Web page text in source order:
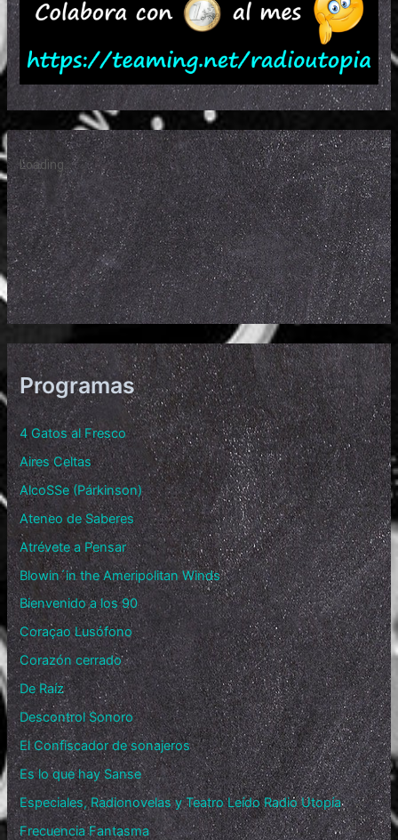
Programas
4 Gatos al Fresco
Aires Celtas
AlcoSSe (Párkinson)
Ateneo de Saberes
Atrévete a Pensar
Blowin´in the Ameripolitan Winds
Bienvenido a los 90
Coraçao Lusófono
Corazón cerrado
De Raíz
Descontrol Sonoro
El Confiscador de sonajeros
Es lo que hay Sanse
Especiales, Radionovelas y Teatro Leído Radio Utopía
Frecuencia Fantasma